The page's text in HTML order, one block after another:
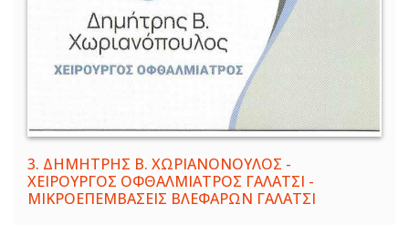
3. ΔΗΜΗΤΡΗΣ Β. ΧΩΡΙΑΝΟΝΟΥΛΟΣ -
ΧΕΙΡΟΥΡΓΟΣ ΟΦΘΑΛΜΙΑΤΡΟΣ ΓΑΛΑΤΣΙ -
ΜΙΚΡΟΕΠΕΜΒΑΣΕΙΣ ΒΛΕΦΑΡΩΝ ΓΑΛΑΤΣΙ